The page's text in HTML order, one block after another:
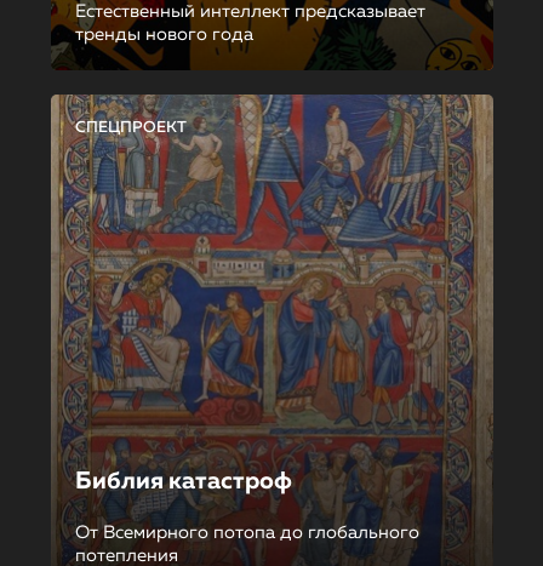
Естественный интеллект предсказывает
тренды нового года
СПЕЦПРОЕКТ
Библия катастроф
От Всемирного потопа до глобального
потепления